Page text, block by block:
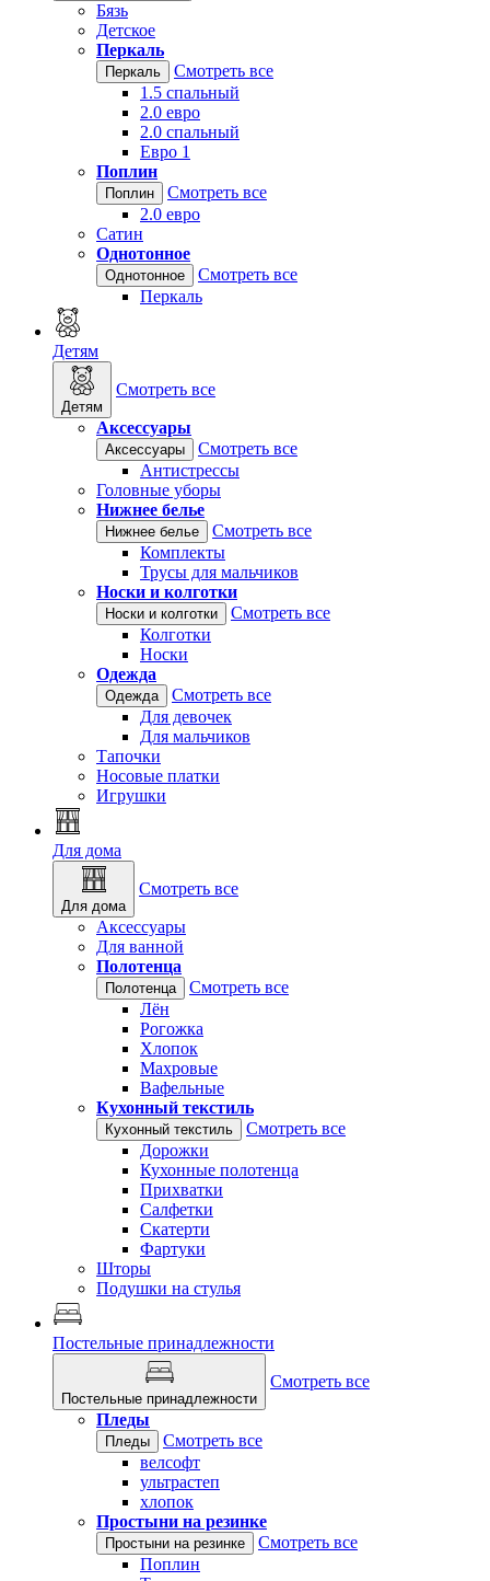
Бязь
Детское
Перкаль
Перкаль
Смотреть все
1.5 спальный
2.0 евро
2.0 спальный
Евро 1
Поплин
Поплин
Смотреть все
2.0 евро
Сатин
Однотонное
Однотонное
Смотреть все
Перкаль
Детям
Детям
Смотреть все
Аксессуары
Аксессуары
Смотреть все
Антистрессы
Головные уборы
Нижнее белье
Нижнее белье
Смотреть все
Комплекты
Трусы для мальчиков
Носки и колготки
Носки и колготки
Смотреть все
Колготки
Носки
Одежда
Одежда
Смотреть все
Для девочек
Для мальчиков
Тапочки
Носовые платки
Игрушки
Для дома
Для дома
Смотреть все
Аксессуары
Для ванной
Полотенца
Полотенца
Смотреть все
Лён
Рогожка
Хлопок
Махровые
Вафельные
Кухонный текстиль
Кухонный текстиль
Смотреть все
Дорожки
Кухонные полотенца
Прихватки
Салфетки
Скатерти
Фартуки
Шторы
Подушки на стулья
Постельные принадлежности
Постельные принадлежности
Смотреть все
Пледы
Пледы
Смотреть все
велсофт
ультрастеп
хлопок
Простыни на резинке
Простыни на резинке
Смотреть все
Поплин